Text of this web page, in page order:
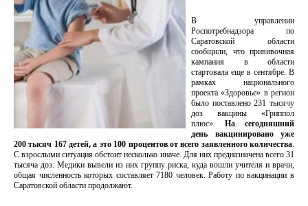
В управлении
Роспотребнадзора по
Саратовской области
сообщили, что прививочная
кампания в области
стартовала еще в сентябре. В
рамках национального
проекта «Здоровье» в регион
было поставлено 231 тысячу
доз вакцины «Гриппол
плюс». На сегодняшний
день вакцинировано уже
200 тысяч 167 детей, а это 100 процентов от всего заявленного количества.
С взрослыми ситуация обстоит несколько иначе. Для них предназначена всего 31
тысяча доз. Медики вывели из них группу риска, куда вошли учителя и врачи,
общая численность которых составляет 7180 человек. Работу по вакцинации в
Саратовской области продолжают.